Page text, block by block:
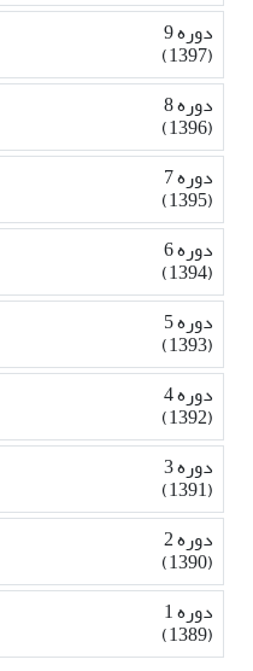
دوره 9
(1397)
دوره 8
(1396)
دوره 7
(1395)
دوره 6
(1394)
دوره 5
(1393)
دوره 4
(1392)
دوره 3
(1391)
دوره 2
(1390)
دوره 1
(1389)